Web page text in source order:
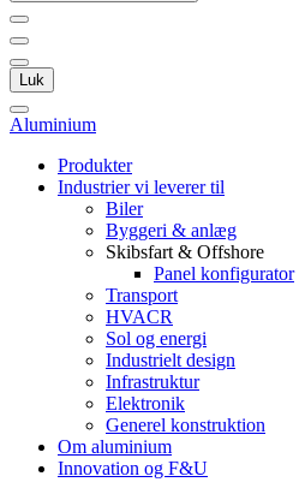
Luk
Aluminium
Produkter
Industrier vi leverer til
Biler
Byggeri & anlæg
Skibsfart & Offshore
Panel konfigurator
Transport
HVACR
Sol og energi
Industrielt design
Infrastruktur
Elektronik
Generel konstruktion
Om aluminium
Innovation og F&U